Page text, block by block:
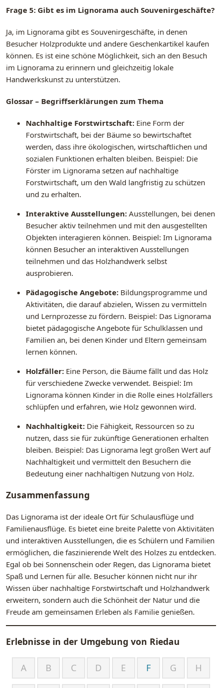
Frage 5: Gibt es im Lignorama auch Souvenirgeschäfte?
Ja, im Lignorama gibt es Souvenirgeschäfte, in denen
Besucher Holzprodukte und andere Geschenkartikel kaufen
können. Es ist eine schöne Möglichkeit, sich an den Besuch
im Lignorama zu erinnern und gleichzeitig lokale
Handwerkskunst zu unterstützen.
Glossar – Begriffserklärungen zum Thema
Nachhaltige Forstwirtschaft: Eine Form der
Forstwirtschaft, bei der Bäume so bewirtschaftet
werden, dass ihre ökologischen, wirtschaftlichen und
sozialen Funktionen erhalten bleiben. Beispiel: Die
Förster im Lignorama setzen auf nachhaltige
Forstwirtschaft, um den Wald langfristig zu schützen
und zu erhalten.
Interaktive Ausstellungen: Ausstellungen, bei denen
Besucher aktiv teilnehmen und mit den ausgestellten
Objekten interagieren können. Beispiel: Im Lignorama
können Besucher an interaktiven Ausstellungen
teilnehmen und das Holzhandwerk selbst
ausprobieren.
Pädagogische Angebote: Bildungsprogramme und
Aktivitäten, die darauf abzielen, Wissen zu vermitteln
und Lernprozesse zu fördern. Beispiel: Das Lignorama
bietet pädagogische Angebote für Schulklassen und
Familien an, bei denen Kinder und Eltern gemeinsam
lernen können.
Holzfäller: Eine Person, die Bäume fällt und das Holz
für verschiedene Zwecke verwendet. Beispiel: Im
Lignorama können Kinder in die Rolle eines Holzfällers
schlüpfen und erfahren, wie Holz gewonnen wird.
Nachhaltigkeit: Die Fähigkeit, Ressourcen so zu
nutzen, dass sie für zukünftige Generationen erhalten
bleiben. Beispiel: Das Lignorama legt großen Wert auf
Nachhaltigkeit und vermittelt den Besuchern die
Bedeutung einer nachhaltigen Nutzung von Holz.
Zusammenfassung
Das Lignorama ist der ideale Ort für Schulausflüge und
Familienausflüge. Es bietet eine breite Palette von Aktivitäten
und interaktiven Ausstellungen, die es Schülern und Familien
ermöglichen, die faszinierende Welt des Holzes zu entdecken.
Egal ob bei Sonnenschein oder Regen, das Lignorama bietet
Spaß und Lernen für alle. Besucher können nicht nur ihr
Wissen über nachhaltige Forstwirtschaft und Holzhandwerk
erweitern, sondern auch die Schönheit der Natur und die
Freude am gemeinsamen Erleben als Familie genießen.
Erlebnisse in der Umgebung von Riedau
A B C D E F G H